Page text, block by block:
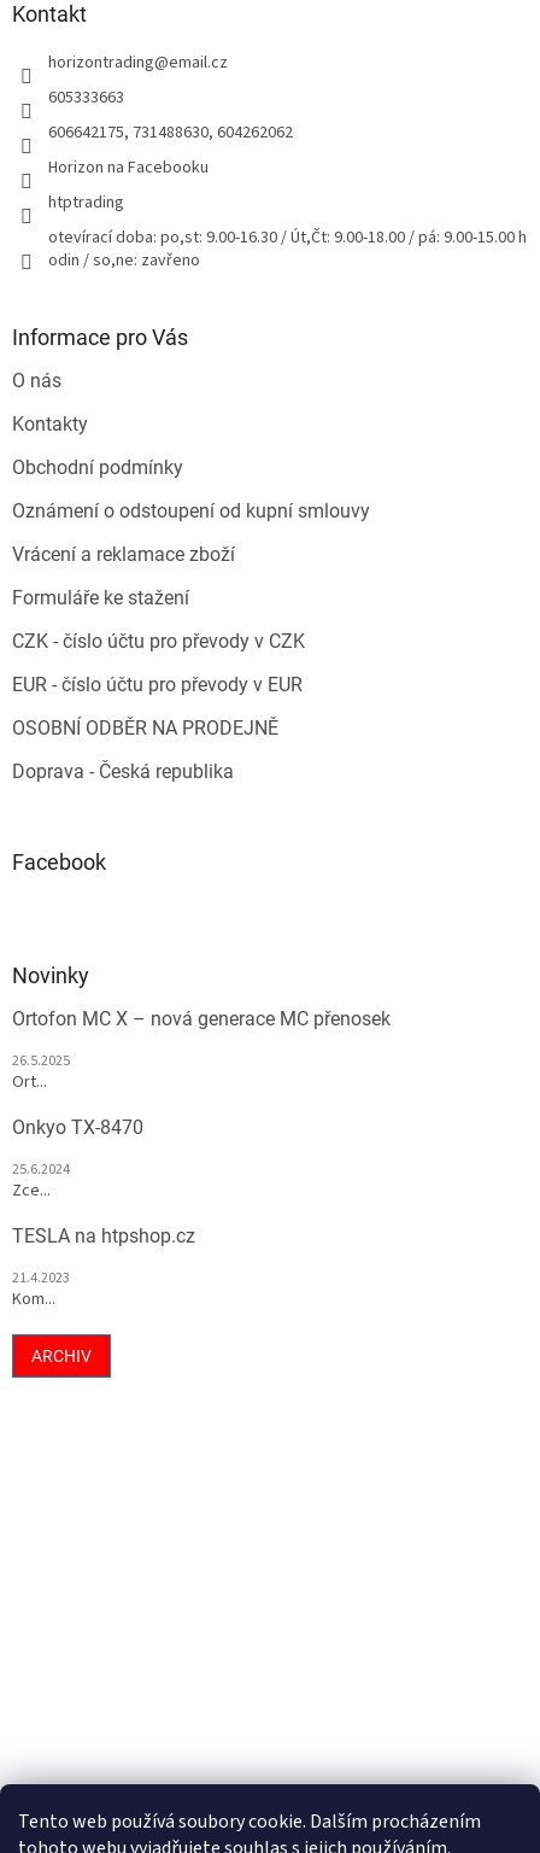
Tento web používá soubory cookie. Dalším procházením
Kontakt
horizontrading@email.cz
605333663
606642175, 731488630, 604262062
Horizon na Facebooku
htptrading
otevírací doba: po,st: 9.00-16.30 / Út,Čt: 9.00-18.00 / pá: 9.00-15.00 h
odin / so,ne: zavřeno
Informace pro Vás
O nás
Kontakty
Obchodní podmínky
Oznámení o odstoupení od kupní smlouvy
Vrácení a reklamace zboží
Formuláře ke stažení
CZK - číslo účtu pro převody v CZK
EUR - číslo účtu pro převody v EUR
OSOBNÍ ODBĚR NA PRODEJNĚ
Doprava - Česká republika
Facebook
Novinky
Ortofon MC X – nová generace MC přenosek
26.5.2025
Ort...
Onkyo TX-8470
25.6.2024
Zce...
TESLA na htpshop.cz
21.4.2023
Kom...
ARCHIV